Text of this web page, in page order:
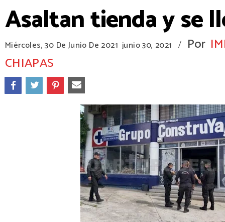
Asaltan tienda y se
Miércoles, 30 De Junio De 2021 junio 30, 2021 / Por
CHIAPAS